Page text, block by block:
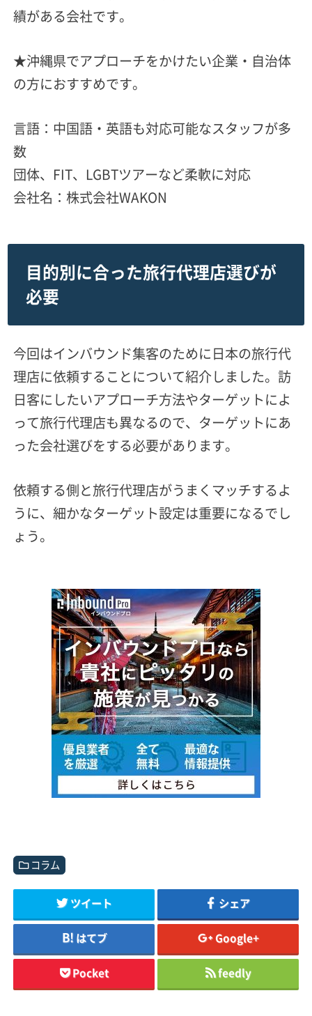
績がある会社です。
★沖縄県でアプローチをかけたい企業・自治体
の方におすすめです。
言語：中国語・英語も対応可能なスタッフが多
数
団体、FIT、LGBTツアーなど柔軟に対応
会社名：株式会社WAKON
目的別に合った旅行代理店選びが
必要
今回はインバウンド集客のために日本の旅行代
理店に依頼することについて紹介しました。訪
日客にしたいアプローチ方法やターゲットによ
って旅行代理店も異なるので、ターゲットにあ
った会社選びをする必要があります。
依頼する側と旅行代理店がうまくマッチするよ
うに、細かなターゲット設定は重要になるでし
ょう。
コラム
ツイート シェア
はてブ Google+
Pocket feedly